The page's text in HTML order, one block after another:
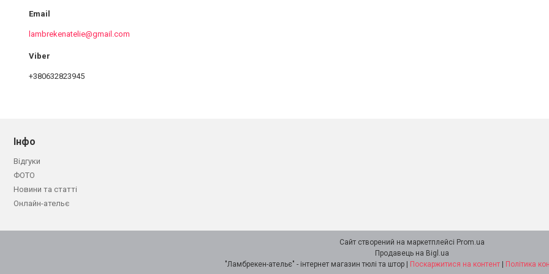
lambrekenatelie@gmail.com
+380632823945
Інфо
Відгуки
ФОТО
Новини та статті
Онлайн-ательє
Сайт створений на маркетплейсі Prom.ua
Продавець на Bigl.ua
"Ламбрекен-ательє" - інтернет магазин тюлі та штор | Поскаржитися на контент | Політика